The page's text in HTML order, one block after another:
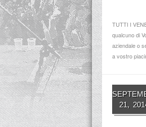
TUTTI I
qualcuno di
aziendale o
a vostro
21,